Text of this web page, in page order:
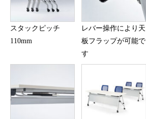
スタックピッチ
110mm
レバー操作により天
板フラップが可能で
す